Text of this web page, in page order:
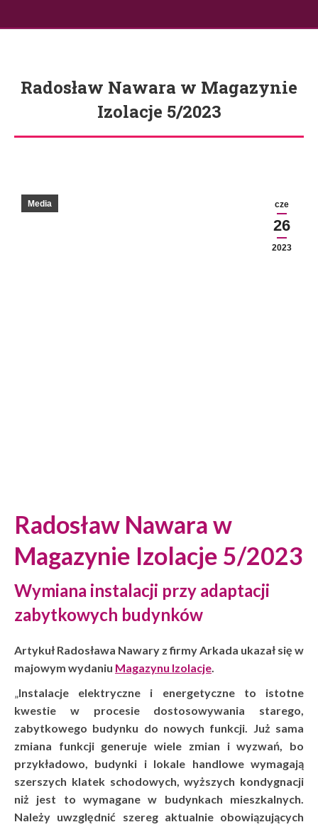
Radosław Nawara w Magazynie
Izolacje 5/2023
Jesteś tutaj:
cze
26
2023
Media
Radosław Nawara w
Magazynie Izolacje 5/2023
Wymiana instalacji przy adaptacji
zabytkowych budynków
Artykuł Radosława Nawary z firmy Arkada ukazał się w
majowym wydaniu Magazynu Izolacje.
„Instalacje elektryczne i energetyczne to istotne
kwestie w procesie dostosowywania starego,
zabytkowego budynku do nowych funkcji. Już sama
zmiana funkcji generuje wiele zmian i wyzwań, bo
przykładowo, budynki i lokale handlowe wymagają
szerszych klatek schodowych, wyższych kondygnacji
niż jest to wymagane w budynkach mieszkalnych.
Należy uwzględnić szereg aktualnie obowiązujących